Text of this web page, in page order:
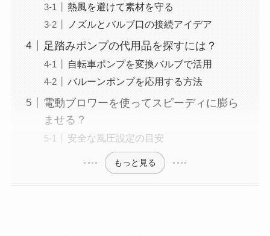
熱風を避けて素材を守る
ノズルとバルブ口の接続アイデア
足踏みポンプの代用品を探すには？
自転車ポンプを変換バルブで活用
バルーンポンプを応用する方法
電動ブロワーを使ってスピーディに膨ら
ませる？
安全な風圧設定の目安
もっと見る